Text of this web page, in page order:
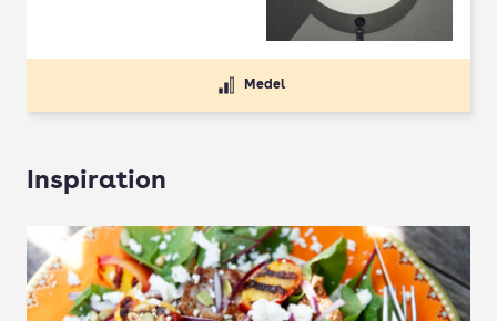
Medel
Inspiration